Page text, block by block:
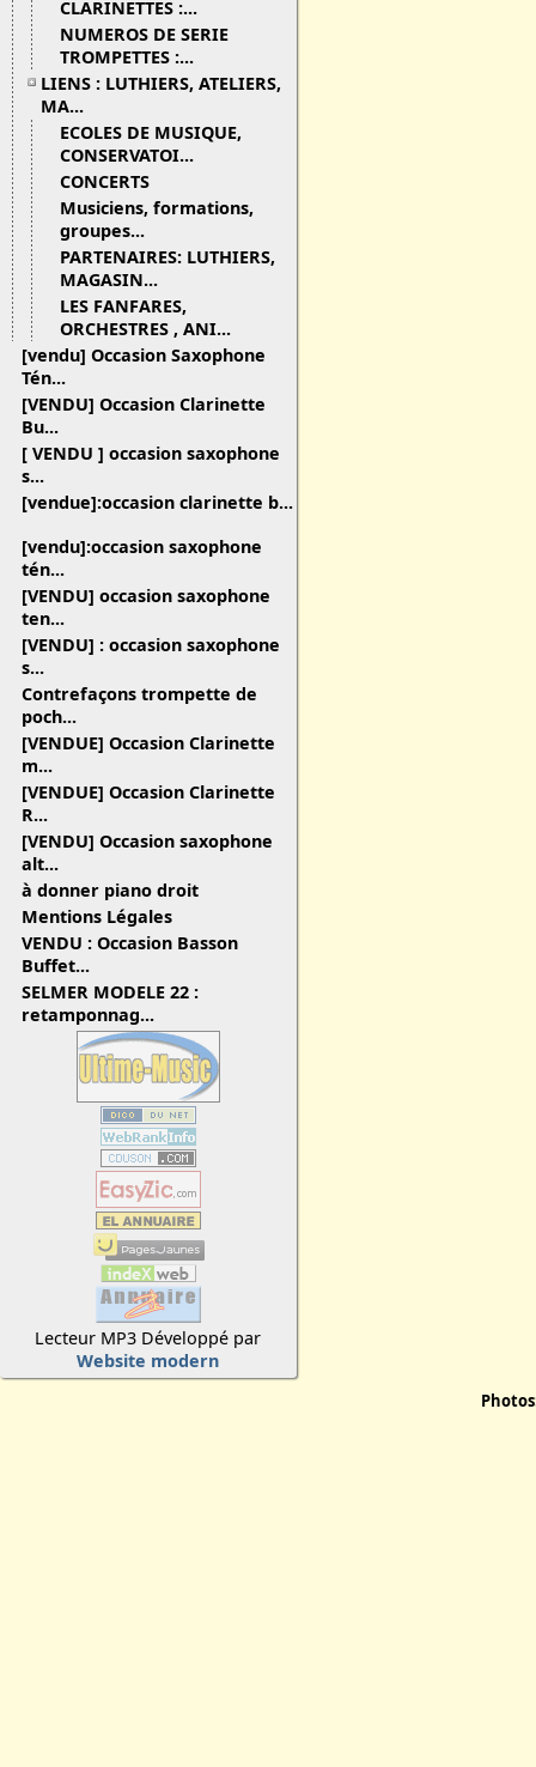
CLARINETTES :...
NUMEROS DE SERIE
TROMPETTES :...
LIENS : LUTHIERS, ATELIERS,
MA...
ECOLES DE MUSIQUE,
CONSERVATOI...
CONCERTS
Musiciens, formations,
groupes...
PARTENAIRES: LUTHIERS,
MAGASIN...
LES FANFARES,
ORCHESTRES , ANI...
[vendu] Occasion Saxophone
Tén...
[VENDU] Occasion Clarinette
Bu...
[ VENDU ] occasion saxophone
s...
[vendue]:occasion clarinette b...
[vendu]:occasion saxophone
tén...
[VENDU] occasion saxophone
ten...
[VENDU] : occasion saxophone
s...
Contrefaçons trompette de
poch...
[VENDUE] Occasion Clarinette
m...
[VENDUE] Occasion Clarinette
R...
[VENDU] Occasion saxophone
alt...
à donner piano droit
Mentions Légales
VENDU : Occasion Basson
Buffet...
SELMER MODELE 22 :
retamponnag...
Lecteur MP3 Développé par
Website modern